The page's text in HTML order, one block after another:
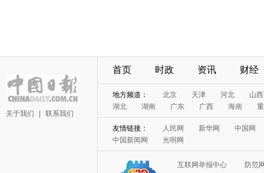
关于我们 联系我们
首页 时政 资讯 财经
地方频道： 北京 天津 河北
山西
湖北
湖南 广东 广西 海南
友情链接： 人民网 新华网
中国网
中国新闻网
光明网
互联网举报中心
防范